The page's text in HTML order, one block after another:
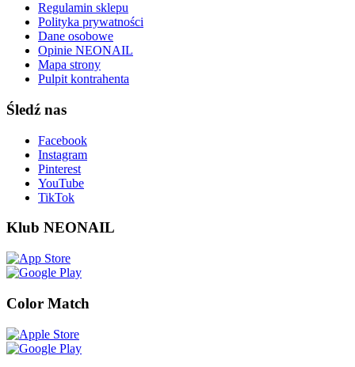
Regulamin sklepu
Polityka prywatności
Dane osobowe
Opinie NEONAIL
Mapa strony
Pulpit kontrahenta
Śledź nas
Facebook
Instagram
Pinterest
YouTube
TikTok
Klub NEONAIL
Color Match